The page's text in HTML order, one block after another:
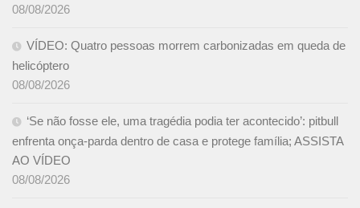
08/08/2026
VÍDEO: Quatro pessoas morrem carbonizadas em queda de
helicóptero
08/08/2026
‘Se não fosse ele, uma tragédia podia ter acontecido’: pitbull
enfrenta onça-parda dentro de casa e protege família; ASSISTA
AO VÍDEO
08/08/2026